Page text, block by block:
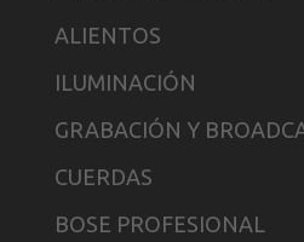
ALIENTOS
ILUMINACIÓN
GRABACIÓN Y
CUERDAS
BOSE PROFESIONAL